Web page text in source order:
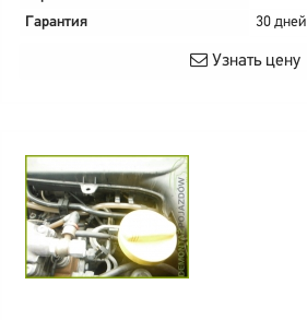
Гарантия
30 дней
Узнать цену